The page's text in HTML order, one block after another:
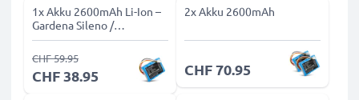
1x Akku 2600mAh Li-Ion –
Gardena Sileno /
Husqvarna Automower
315 - Ohne Gehäuse
CHF 38.95
CHF 59.95
2x Akku 2600mAh
CHF 70.95